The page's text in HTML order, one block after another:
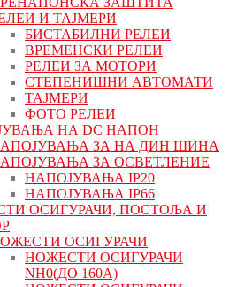
И ТАЈМЕРИ
БИСТАБИЛНИ РЕЛЕИ
ВРЕМЕНСКИ РЕЛЕИ
РЕЛЕИ ЗА МОТОРИ
СТЕПЕНИШНИ АВТОМАТИ
ТАЈМЕРИ
ФОТО РЕЛЕИ
НА DC НАПОН
ЗА НА ДИН ШИНА
ЗА ОСВЕТЛЕНИЕ
НАПОЈУВАЊА IP20
НАПОЈУВАЊА IP66
ОСИГУРАЧИ, ПОСТОЉА И
ОСИГУРАЧИ
НОЖЕСТИ ОСИГУРАЧИ
NH0(ДО 160А)